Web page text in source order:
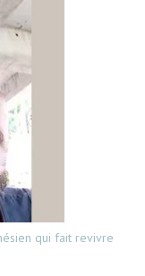
qui fait revivre